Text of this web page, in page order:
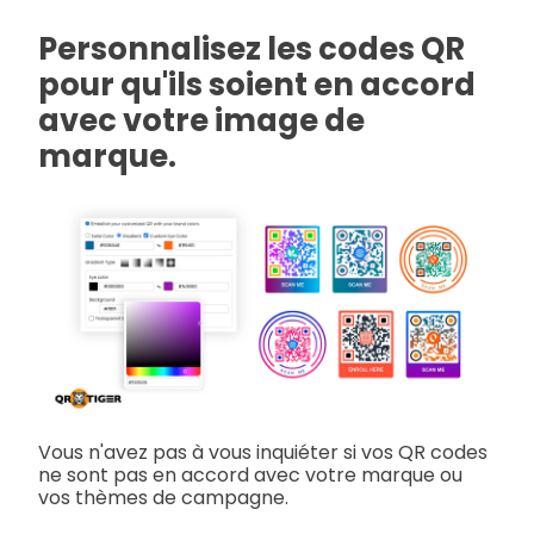
Personnalisez les codes QR
pour qu'ils soient en accord
avec votre image de
marque.
Vous n'avez pas à vous inquiéter si vos QR codes
ne sont pas en accord avec votre marque ou
vos thèmes de campagne.